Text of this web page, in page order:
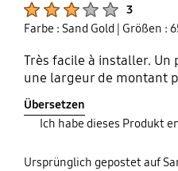
3
Farbe : Sand Gold | Größen :
Très facile à installer.
une largeur de montant
Übersetzen
Ich habe dieses Produkt
Ursprünglich gepostet auf